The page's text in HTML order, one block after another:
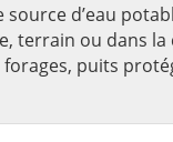
d’eau
terrain ou dans
puits